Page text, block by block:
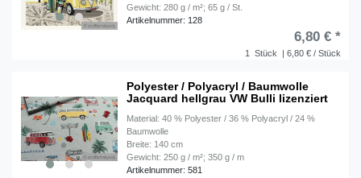
Gewicht: 280 g / m²; 65 g / St.
Artikelnummer: 128
1 Stück | 6,80 € / Stück
6,80 € *
Polyester / Polyacryl / Baumwolle
Jacquard hellgrau VW Bulli lizenziert
Material: 40 % Polyester / 36 % Polyacryl / 24 %
Baumwolle
Breite: 140 cm
Gewicht: 250 g / m²; 350 g / m
Artikelnummer: 581